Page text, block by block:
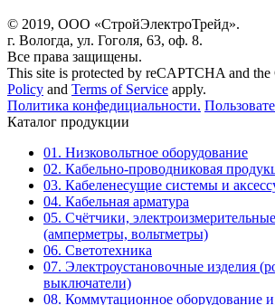
© 2019, ООО «СтройЭлектроТрейд».
г. Вологда, ул. Гоголя, 63, оф. 8.
Все права защищены.
This site is protected by reCAPTCHA and the
Policy and Terms of Service apply.
Политика конфедициальности.
Каталог продукции
01. Низковольтное оборудование
02. Кабельно-проводниковая
03. Кабеленесущие системы и
04. Кабельная арматура
05. Счётчики,
(амперметры, вольтметры)
06. Светотехника
07. Электроустановочные изделия
выключатели)
08. Коммутационное оборудование и